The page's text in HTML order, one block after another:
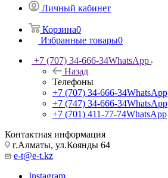
Личный кабинет
Корзина0
Избранные товары0
+7 (707) 34-666-34WhatsApp
Назад
Телефоны
+7 (707) 34-666-34WhatsApp
+7 (747) 34-666-34WhatsApp
+7 (701) 411-77-74WhatsApp
Контактная информация
г.Алматы, ул.Коянды 64
e-t@e-t.kz
Instagram